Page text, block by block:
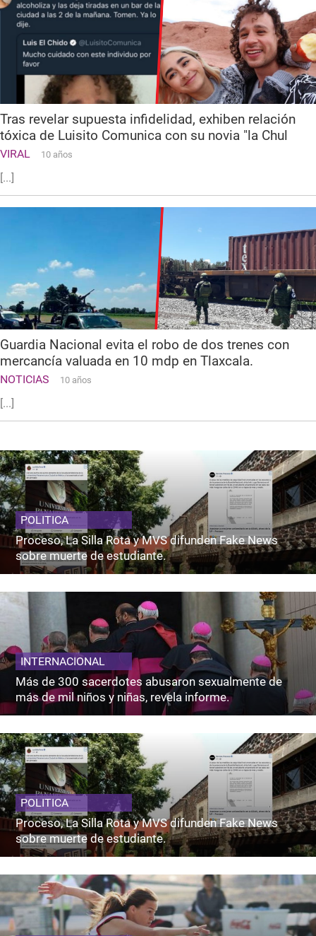
Tras revelar supuesta infidelidad, exhiben relación
tóxica de Luisito Comunica con su novia "la Chul
VIRAL 10 años
[...]
Guardia Nacional evita el robo de dos trenes con
mercancía valuada en 10 mdp en Tlaxcala.
NOTICIAS 10 años
[...]
POLITICA
Proceso, La Silla Rota y MVS difunden Fake News
sobre muerte de estudiante.
INTERNACIONAL
Más de 300 sacerdotes abusaron sexualmente de
más de mil niños y niñas, revela informe.
POLITICA
Proceso, La Silla Rota y MVS difunden Fake News
sobre muerte de estudiante.